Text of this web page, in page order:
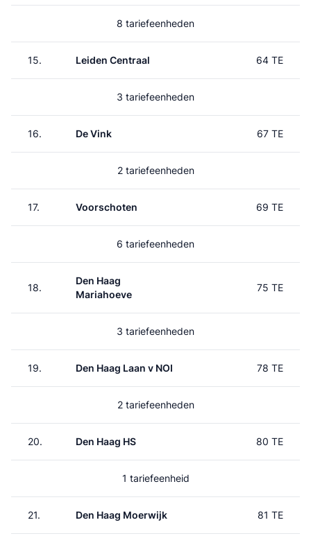
8 tariefeenheden
15. Leiden Centraal 64 TE
3 tariefeenheden
16. De Vink 67 TE
2 tariefeenheden
17. Voorschoten 69 TE
6 tariefeenheden
18.
Den Haag
Mariahoeve
75 TE
3 tariefeenheden
19. Den Haag Laan v NOI 78 TE
2 tariefeenheden
20. Den Haag HS 80 TE
1 tariefeenheid
21. Den Haag Moerwijk 81 TE